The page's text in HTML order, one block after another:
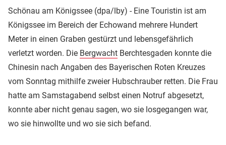
Schönau am Königssee (dpa/lby) - Eine Touristin ist am
Königssee im Bereich der Echowand mehrere Hundert
Meter in einen Graben gestürzt und lebensgefährlich
verletzt worden. Die Bergwacht Berchtesgaden konnte die
Chinesin nach Angaben des Bayerischen Roten Kreuzes
vom Sonntag mithilfe zweier Hubschrauber retten. Die Frau
hatte am Samstagabend selbst einen Notruf abgesetzt,
konnte aber nicht genau sagen, wo sie losgegangen war,
wo sie hinwollte und wo sie sich befand.